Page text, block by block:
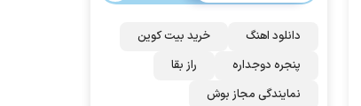
دانلود اهنگ
خرید بیت کوین
پنجره دوجداره
راز بقا
نمایندگی مجاز بوش